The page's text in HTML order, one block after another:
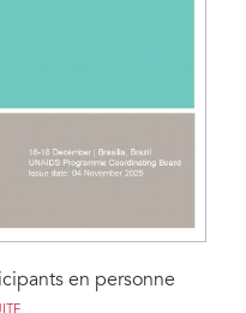
en personne